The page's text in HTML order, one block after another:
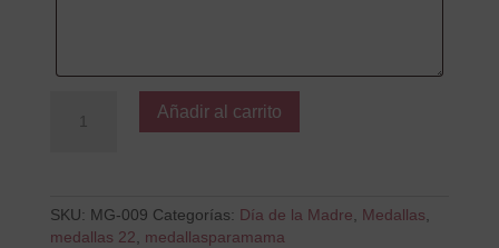
mejor
cantidad
Añadir al carrito
SKU: MG-009 Categorías: Día de la Madre, Medallas,
medallas 22, medallasparamama